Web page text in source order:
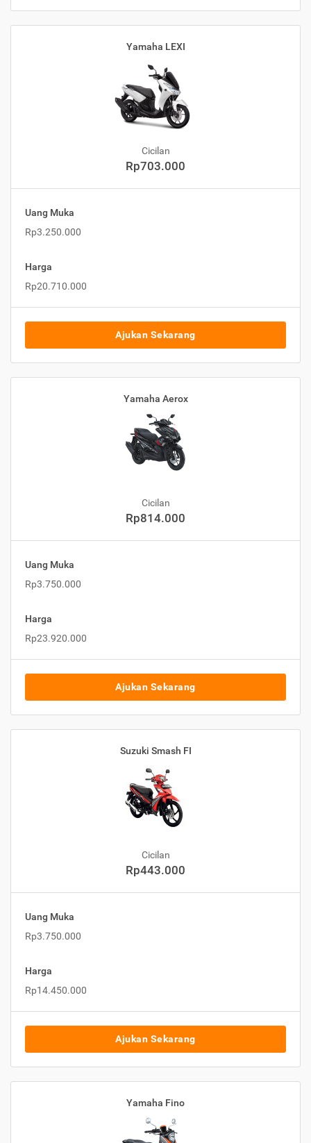
Yamaha LEXI
Cicilan
Rp703.000
Uang Muka
Rp3.250.000
Harga
Rp20.710.000
Ajukan Sekarang
Yamaha Aerox
Cicilan
Rp814.000
Uang Muka
Rp3.750.000
Harga
Rp23.920.000
Ajukan Sekarang
Suzuki Smash FI
Cicilan
Rp443.000
Uang Muka
Rp3.750.000
Harga
Rp14.450.000
Ajukan Sekarang
Yamaha Fino